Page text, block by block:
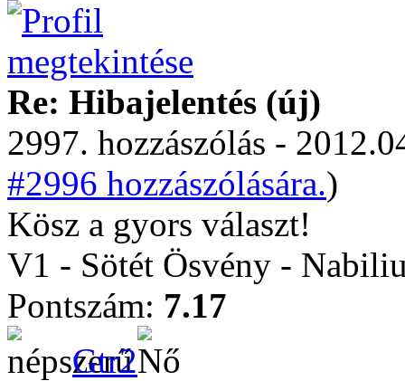
Re: Hibajelentés (új)
2997. hozzászólás -
#2996 hozzászólására.)
Kösz a gyors választ!
V1 - Sötét Ösvény -
Pontszám: 7.17
Gtr2